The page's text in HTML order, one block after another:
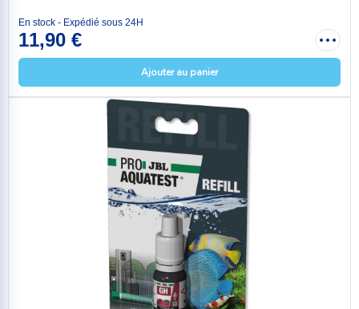
En stock - Expédié sous 24H
11,90 €
Ajouter au panier